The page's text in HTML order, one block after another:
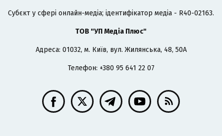
Cубєкт у сфері онлайн-медіа; ідентифікатор медіа - R40-02163.
ТОВ "УП Медіа Плюс"
Адреса: 01032, м. Київ, вул. Жилянська, 48, 50А
Телефон: +380 95 641 22 07